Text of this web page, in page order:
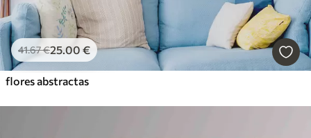
41.67€25.00 €
flores abstractas